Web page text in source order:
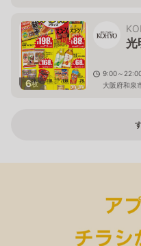
6枚
光
9:00～
大阪府和泉